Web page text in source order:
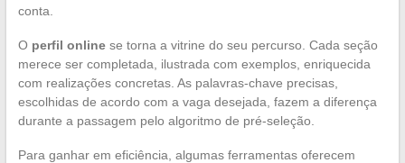
conta.
O perfil onlinese torna a vitrine do seu percurso. Cada seção
merece ser completada, ilustrada com exemplos, enriquecida
com realizações concretas. As palavras-chave precisas,
escolhidas de acordo com a vaga desejada, fazem a diferença
durante a passagem pelo algoritmo de pré-seleção.
Para ganhar em eficiência, algumas ferramentas oferecem